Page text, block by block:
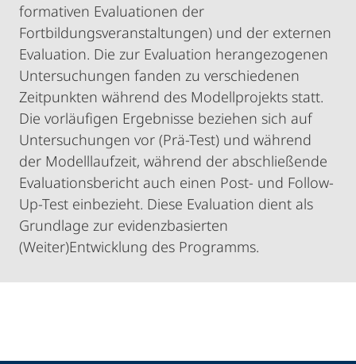
formativen Evaluationen der
Fortbildungsveranstaltungen) und der externen
Evaluation. Die zur Evaluation herangezogenen
Untersuchungen fanden zu verschiedenen
Zeitpunkten während des Modellprojekts statt.
Die vorläufigen Ergebnisse beziehen sich auf
Untersuchungen vor (Prä-Test) und während
der Modelllaufzeit, während der abschließende
Evaluationsbericht auch einen Post- und Follow-
Up-Test einbezieht. Diese Evaluation dient als
Grundlage zur evidenzbasierten
(Weiter)Entwicklung des Programms.